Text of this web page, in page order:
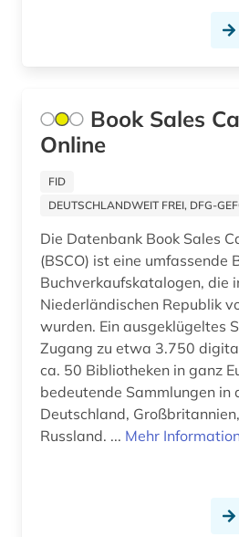
buchauktion (1)
buchdruck (1)
buchwissenschaft (1)
buddha (1)
buddhismus (1)
bundeskanzleramt (1)
bundestag (1)
Ungarn (1)
Book Sales
Online
FID
DEUTSCHLANDWEIT FREI, DFG-
Die Datenbank Book Sales
(BSCO) ist eine umfassende
Buchverkaufskatalogen, die
Niederländischen Republik
wurden. Ein ausgeklügeltes
Zugang zu etwa 3.750
ca. 50 Bibliotheken in ganz
bedeutende Sammlungen in
Deutschland,
Russland. ... Mehr